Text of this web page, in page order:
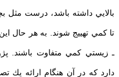
بالايي داشته باشد، درست مثل
تا كمي تهييج شوند. به هر حال
ـ زيستي كمي متفاوت باشند.
دارد كه در آن هنگام ارائه يك